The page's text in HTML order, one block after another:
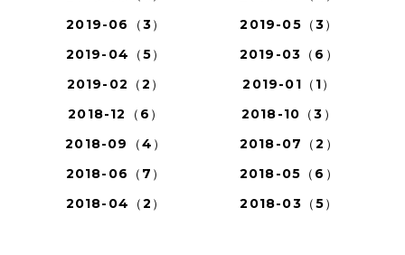
2019-06（3）
2019-05（3）
2019-04（5）
2019-03（6）
2019-02（2）
2019-01（1）
2018-12（6）
2018-10（3）
2018-09（4）
2018-07（2）
2018-06（7）
2018-05（6）
2018-04（2）
2018-03（5）